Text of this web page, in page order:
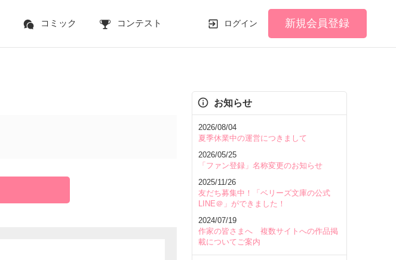
コミック コンテスト ログイン 新規会員登録
お知らせ
2026/08/04
夏季休業中の運営につきまして
2026/05/25
「ファン登録」名称変更のお知らせ
2025/11/26
友だち募集中！「ベリーズ文庫の公式
LINE＠」ができました！
2024/07/19
作家の皆さまへ 複数サイトへの作品掲
載についてご案内